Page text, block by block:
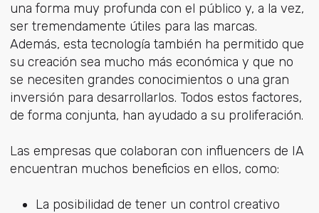
una forma muy profunda con el público y, a la vez,
ser tremendamente útiles para las marcas.
Además, esta tecnología también ha permitido que
su creación sea mucho más económica y que no
se necesiten grandes conocimientos o una gran
inversión para desarrollarlos. Todos estos factores,
de forma conjunta, han ayudado a su proliferación.
Las empresas que colaboran con influencers de IA
encuentran muchos beneficios en ellos, como:
La posibilidad de tener un control creativo